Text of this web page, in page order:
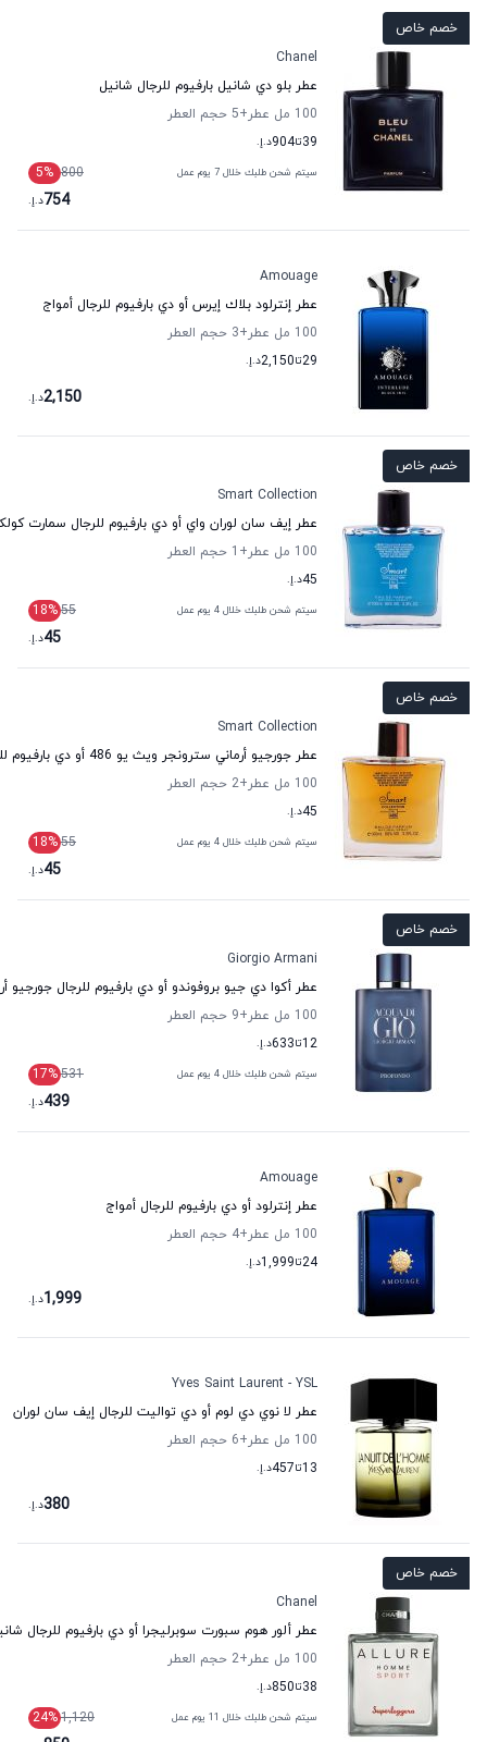
خصم خاص
Chanel
عطر بلو دي شانيل بارفيوم للرجال شانيل
100 مل عطر
+5
حجم العطر
39تا904د.إ.
سيتم شحن طلبك خلال 7 يوم عمل 800
5%
754د.إ.
Amouage
عطر إنترلود بلاك إيرس أو دي بارفيوم للرجال أمواج
100 مل عطر
+3
حجم العطر
29تا2,150د.إ.
2,150د.إ.
خصم خاص
Smart Collection
عطر إيف سان لوران واي أو دي بارفيوم للرجال سمارت
100 مل عطر
+1
حجم العطر
45د.إ.
سيتم شحن طلبك خلال 4 يوم عمل 55
18%
45د.إ.
خصم خاص
Smart Collection
عطر جورجيو أرماني سترونجر ويث يو 486 أو دي بارفيوم للرجال سمارت كولكشن
100 مل عطر
+2
حجم العطر
45د.إ.
سيتم شحن طلبك خلال 4 يوم عمل 55
18%
45د.إ.
خصم خاص
Giorgio Armani
عطر أكوا دي جيو بروفوندو أو دي بارفيوم للرجال جورجيو
100 مل عطر
+9
حجم العطر
12تا633د.إ.
سيتم شحن طلبك خلال 4 يوم عمل 531
17%
439د.إ.
Amouage
عطر إنترلود أو دي بارفيوم للرجال أمواج
100 مل عطر
+4
حجم العطر
24تا1,999د.إ.
1,999د.إ.
Yves Saint Laurent - YSL
عطر لا نوي دي لوم أو دي تواليت للرجال إيف سان لوران
100 مل عطر
+6
حجم العطر
13تا457د.إ.
380د.إ.
خصم خاص
Chanel
عطر ألور هوم سبورت سوبرليجرا أو دي بارفيوم للرجال
100 مل عطر
+2
حجم العطر
38تا850د.إ.
سيتم شحن طلبك خلال 11 يوم عمل 1,120
24%